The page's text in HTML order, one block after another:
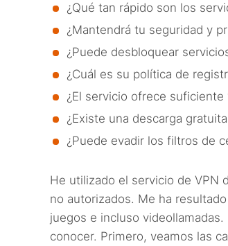
¿Qué tan rápido son los
¿Mantendrá tu seguridad y
¿Puede desbloquear
¿Cuál es su política de
¿El servicio ofrece
¿Existe una descarga
¿Puede evadir los filtros de
He utilizado el servicio de VPN
no autorizados. Me ha
juegos e incluso
conocer. Primero, veamos las